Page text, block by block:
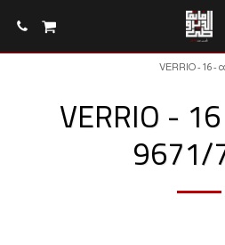
VERRIO - 16 -
VERRIO -
9671/